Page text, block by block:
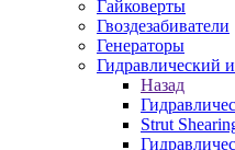
Гайковерты
Гвоздезабиватели
Генераторы
Гидравлический
Назад
Strut